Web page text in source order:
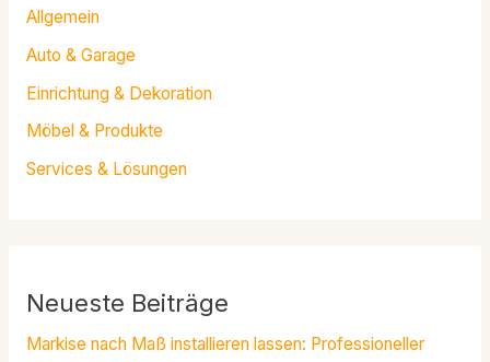
Allgemein
Auto & Garage
Einrichtung & Dekoration
Möbel & Produkte
Services & Lösungen
Neueste Beiträge
Markise nach Maß installieren lassen: Professioneller